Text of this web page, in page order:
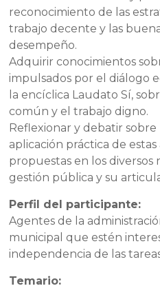
reconocimiento de las
trabajo decente y las
desempeño.
Adquirir conocimientos
impulsados por el diálogo
la encíclica Laudato Sí,
común y el trabajo digno.
Reflexionar y debatir
aplicación práctica de
propuestas en los diversos
gestión pública y su
Perfil del participante:
Agentes de la
municipal que estén
independencia de las
Temario: